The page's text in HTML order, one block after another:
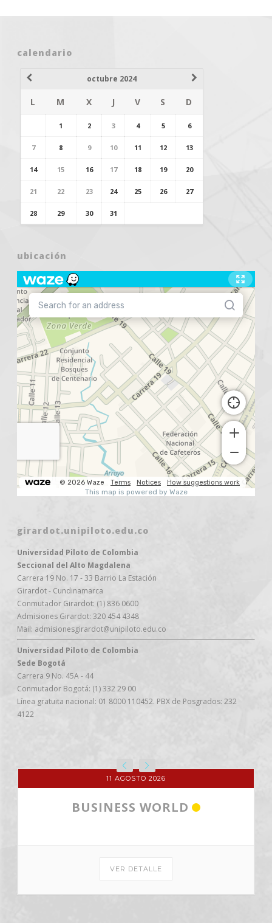
calendario
octubre 2024
L M X J V S D
1 2 3 4 5 6
7 8 9 10 11 12 13
14 15 16 17 18 19 20
21 22 23 24 25 26 27
28 29 30 31
ubicación
girardot.unipiloto.edu.co
Universidad Piloto de Colombia
Seccional del Alto Magdalena
Carrera 19 No. 17 - 33 Barrio La Estación
Girardot - Cundinamarca
Conmutador Girardot: (1) 836 0600
Admisiones Girardot: 320 454 4348
Mail: admisionesgirardot@unipiloto.edu.co
Universidad Piloto de Colombia
Sede Bogotá
Carrera 9 No. 45A - 44
Conmutador Bogotá: (1) 332 29 00
Línea gratuita nacional: 01 8000 110452. PBX de Posgrados: 232
4122
11 AGOSTO 2026
BUSINESS WORLD
VER DETALLE